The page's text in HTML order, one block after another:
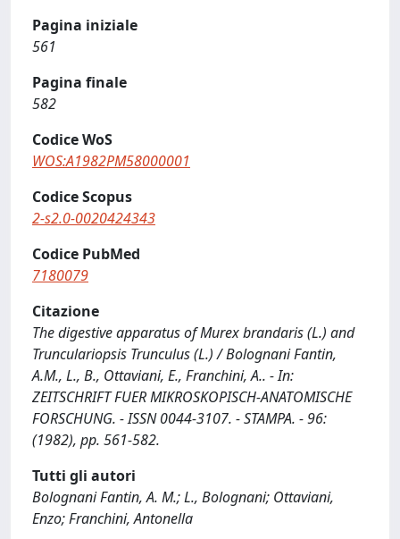
Pagina iniziale
561
Pagina finale
582
Codice WoS
WOS:A1982PM58000001
Codice Scopus
2-s2.0-0020424343
Codice PubMed
7180079
Citazione
The digestive apparatus of Murex brandaris (L.) and
Trunculariopsis Trunculus (L.) / Bolognani Fantin,
A.M., L., B., Ottaviani, E., Franchini, A.. - In:
ZEITSCHRIFT FUER MIKROSKOPISCH-ANATOMISCHE
FORSCHUNG. - ISSN 0044-3107. - STAMPA. - 96:
(1982), pp. 561-582.
Tutti gli autori
Bolognani Fantin, A. M.; L., Bolognani; Ottaviani,
Enzo; Franchini, Antonella